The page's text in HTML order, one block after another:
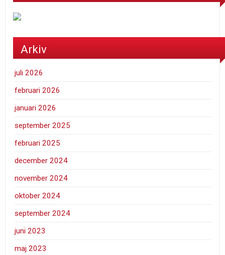
Arkiv
juli 2026
februari 2026
januari 2026
september 2025
februari 2025
december 2024
november 2024
oktober 2024
september 2024
juni 2023
maj 2023